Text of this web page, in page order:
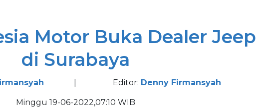
Motor Buka Dealer Jeep
di Surabaya
Editor: Denny Firmansyah
Minggu 19-06-2022,07:10 WIB